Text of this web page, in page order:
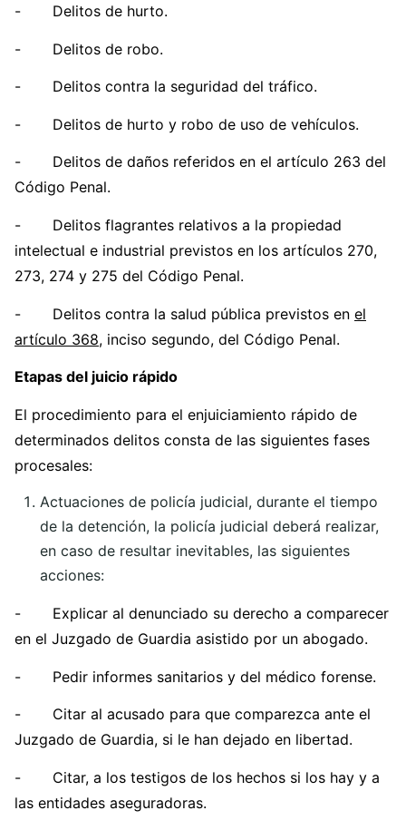
- Delitos de hurto.
- Delitos de robo.
- Delitos contra la seguridad del tráfico.
- Delitos de hurto y robo de uso de vehículos.
- Delitos de daños referidos en el artículo 263 del
Código Penal.
- Delitos flagrantes relativos a la propiedad
intelectual e industrial previstos en los artículos 270,
273, 274 y 275 del Código Penal.
- Delitos contra la salud pública previstos en el
artículo 368, inciso segundo, del Código Penal.
Etapas del juicio rápido
El procedimiento para el enjuiciamiento rápido de
determinados delitos consta de las siguientes fases
procesales:
Actuaciones de policía judicial, durante el tiempo
de la detención, la policía judicial deberá realizar,
en caso de resultar inevitables, las siguientes
acciones:
- Explicar al denunciado su derecho a comparecer
en el Juzgado de Guardia asistido por un abogado.
- Pedir informes sanitarios y del médico forense.
- Citar al acusado para que comparezca ante el
Juzgado de Guardia, si le han dejado en libertad.
- Citar, a los testigos de los hechos si los hay y a
las entidades aseguradoras.